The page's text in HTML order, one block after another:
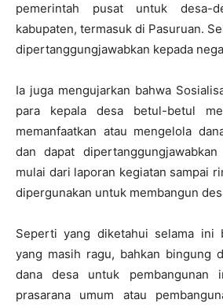
pemerintah pusat untuk
kabupaten, termasuk di Pasuruan.
dipertanggungjawabkan kepada
Ia juga mengujarkan bahwa
para kepala desa betul-betul
memanfaatkan atau mengelola
dan dapat
mulai dari laporan kegiatan sampai
dipergunakan untuk membangun
Seperti yang diketahui selama ini
yang masih ragu, bahkan bingung
dana desa untuk pembangunan
prasarana umum atau